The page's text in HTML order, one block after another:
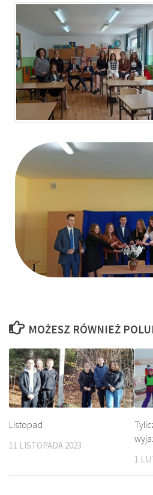
MOŻESZ RÓWNIEŻ
Listopad
11 LISTOPADA 2023
1